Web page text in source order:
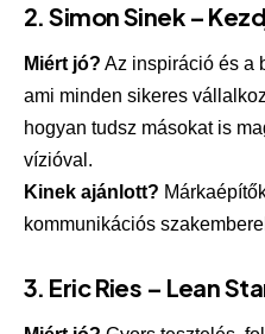
2.Simon Sinek –
Miért jó? Az inspiráció és a
ami minden sikeres
hogyan tudsz másokat is
vízióval.
Kinek ajánlott?
kommunikációs
3. Eric Ries – Lean